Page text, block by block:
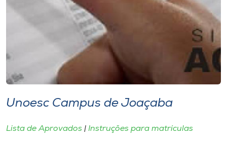
Editora
Rádio
Museu
Store
Unoesc Campus de Joaçaba
Lista de Aprovados | Instruções para matrículas